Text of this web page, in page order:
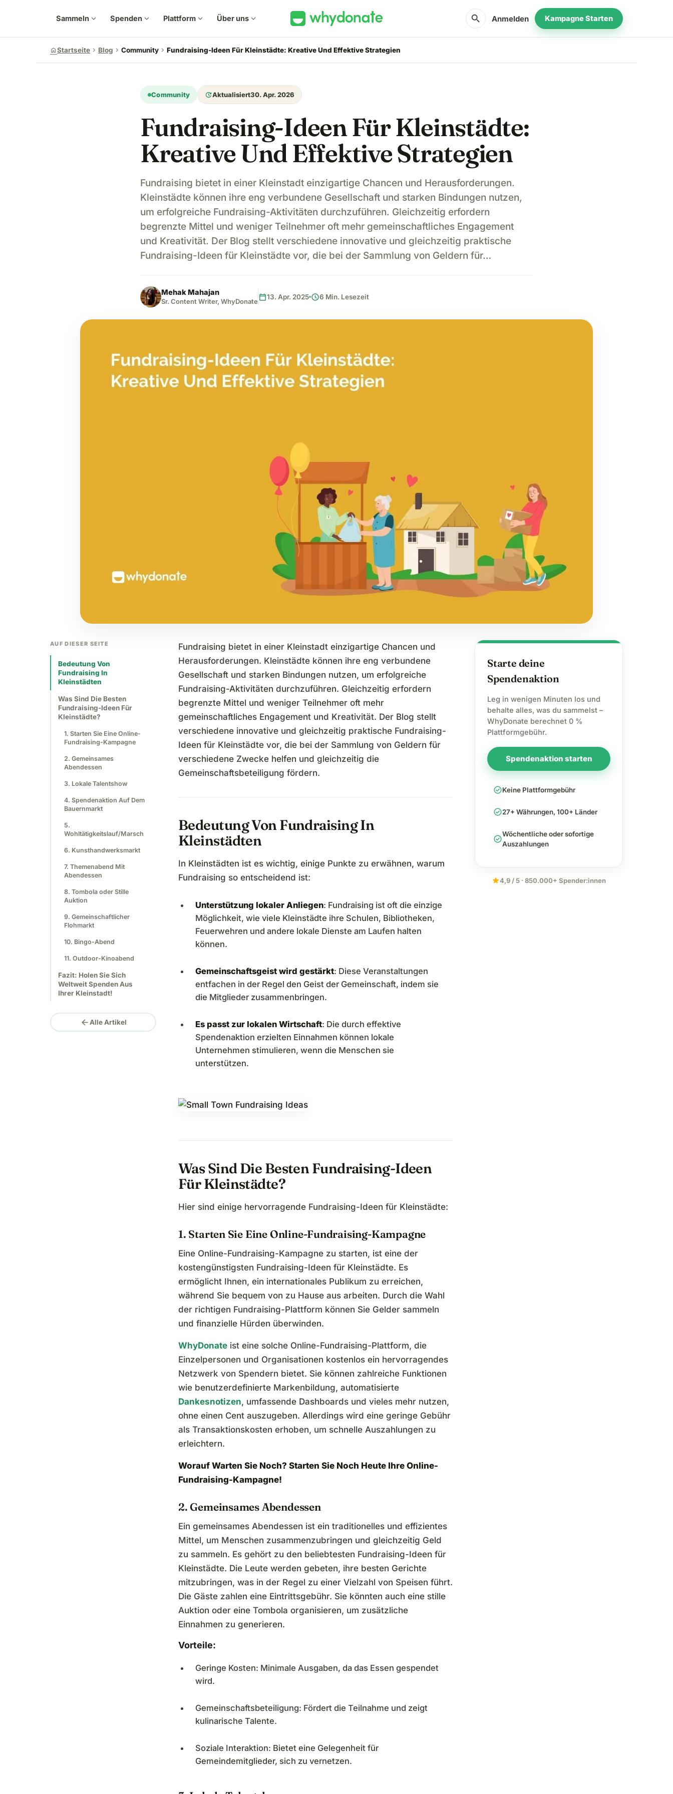
Sammeln expand_more Spenden expand_more Plattform expand_more Über uns expand_more search Anmelden Kampagne Starten
homeStartseite chevron_right Blog chevron_right Community chevron_right Fundraising-Ideen Für Kleinstädte: Kreative Und Effektive Strategien
Community updateAktualisiert30. Apr. 2026
Fundraising-Ideen Für Kleinstädte:
Kreative Und Effektive Strategien
Fundraising bietet in einer Kleinstadt einzigartige Chancen und Herausforderungen.
Kleinstädte können ihre eng verbundene Gesellschaft und starken Bindungen nutzen,
um erfolgreiche Fundraising-Aktivitäten durchzuführen. Gleichzeitig erfordern
begrenzte Mittel und weniger Teilnehmer oft mehr gemeinschaftliches Engagement
und Kreativität. Der Blog stellt verschiedene innovative und gleichzeitig praktische
Fundraising-Ideen für Kleinstädte vor, die bei der Sammlung von Geldern für…
Mehak Mahajan
Sr. Content Writer, WhyDonate calendar_today13. Apr. 2025 schedule6 Min. Lesezeit
AUF DIESER SEITE
Bedeutung Von
Fundraising In
Kleinstädten
Was Sind Die Besten
Fundraising-Ideen Für
Kleinstädte?
1. Starten Sie Eine Online-
Fundraising-Kampagne
2. Gemeinsames
Abendessen
3. Lokale Talentshow
4. Spendenaktion Auf Dem
Bauernmarkt
5.
Wohltätigkeitslauf/Marsch
6. Kunsthandwerksmarkt
7. Themenabend Mit
Abendessen
8. Tombola oder Stille
Auktion
9. Gemeinschaftlicher
Flohmarkt
10. Bingo-Abend
11. Outdoor-Kinoabend
Fazit: Holen Sie Sich
Weltweit Spenden Aus
Ihrer Kleinstadt!
arrow_backAlle Artikel
Fundraising bietet in einer Kleinstadt einzigartige Chancen und
Herausforderungen. Kleinstädte können ihre eng verbundene
Gesellschaft und starken Bindungen nutzen, um erfolgreiche
Fundraising-Aktivitäten durchzuführen. Gleichzeitig erfordern
begrenzte Mittel und weniger Teilnehmer oft mehr
gemeinschaftliches Engagement und Kreativität. Der Blog stellt
verschiedene innovative und gleichzeitig praktische Fundraising-
Ideen für Kleinstädte vor, die bei der Sammlung von Geldern für
verschiedene Zwecke helfen und gleichzeitig die
Gemeinschaftsbeteiligung fördern.
Bedeutung Von Fundraising In
Kleinstädten
In Kleinstädten ist es wichtig, einige Punkte zu erwähnen, warum
Fundraising so entscheidend ist:
Unterstützung lokaler Anliegen: Fundraising ist oft die einzige
Möglichkeit, wie viele Kleinstädte ihre Schulen, Bibliotheken,
Feuerwehren und andere lokale Dienste am Laufen halten
können.
Gemeinschaftsgeist wird gestärkt: Diese Veranstaltungen
entfachen in der Regel den Geist der Gemeinschaft, indem sie
die Mitglieder zusammenbringen.
Es passt zur lokalen Wirtschaft: Die durch effektive
Spendenaktion erzielten Einnahmen können lokale
Unternehmen stimulieren, wenn die Menschen sie
unterstützen.
Was Sind Die Besten Fundraising-Ideen
Für Kleinstädte?
Hier sind einige hervorragende Fundraising-Ideen für Kleinstädte:
1. Starten Sie Eine Online-Fundraising-Kampagne
Eine Online-Fundraising-Kampagne zu starten, ist eine der
kostengünstigsten Fundraising-Ideen für Kleinstädte. Es
ermöglicht Ihnen, ein internationales Publikum zu erreichen,
während Sie bequem von zu Hause aus arbeiten. Durch die Wahl
der richtigen Fundraising-Plattform können Sie Gelder sammeln
und finanzielle Hürden überwinden.
WhyDonate ist eine solche Online-Fundraising-Plattform, die
Einzelpersonen und Organisationen kostenlos ein hervorragendes
Netzwerk von Spendern bietet. Sie können zahlreiche Funktionen
wie benutzerdefinierte Markenbildung, automatisierte
Dankesnotizen, umfassende Dashboards und vieles mehr nutzen,
ohne einen Cent auszugeben. Allerdings wird eine geringe Gebühr
als Transaktionskosten erhoben, um schnelle Auszahlungen zu
erleichtern.
Worauf Warten Sie Noch? Starten Sie Noch Heute Ihre Online-
Fundraising-Kampagne!
2. Gemeinsames Abendessen
Ein gemeinsames Abendessen ist ein traditionelles und effizientes
Mittel, um Menschen zusammenzubringen und gleichzeitig Geld
zu sammeln. Es gehört zu den beliebtesten Fundraising-Ideen für
Kleinstädte. Die Leute werden gebeten, ihre besten Gerichte
mitzubringen, was in der Regel zu einer Vielzahl von Speisen führt.
Die Gäste zahlen eine Eintrittsgebühr. Sie könnten auch eine stille
Auktion oder eine Tombola organisieren, um zusätzliche
Einnahmen zu generieren.
Vorteile:
Geringe Kosten: Minimale Ausgaben, da das Essen gespendet
wird.
Gemeinschaftsbeteiligung: Fördert die Teilnahme und zeigt
kulinarische Talente.
Soziale Interaktion: Bietet eine Gelegenheit für
Gemeindemitglieder, sich zu vernetzen.
Starte deine
Spendenaktion
Leg in wenigen Minuten los und
behalte alles, was du sammelst –
WhyDonate berechnet 0 %
Plattformgebühr.
Spendenaktion starten
check_circleKeine Plattformgebühr
check_circle27+ Währungen, 100+ Länder
check_circleWöchentliche oder sofortige
Auszahlungen
star4,9 / 5 · 850.000+ Spender:innen